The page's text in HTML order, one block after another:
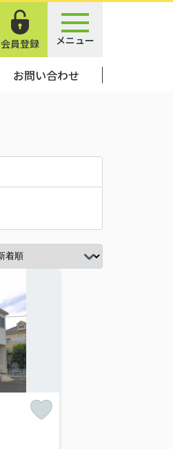
会員登録 メニュー
お問い合わせ